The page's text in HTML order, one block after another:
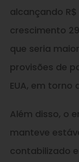
alcançando
crescimento
que seria
provisões de
EUA, em torno
Além disso, o
manteve
contabilizado